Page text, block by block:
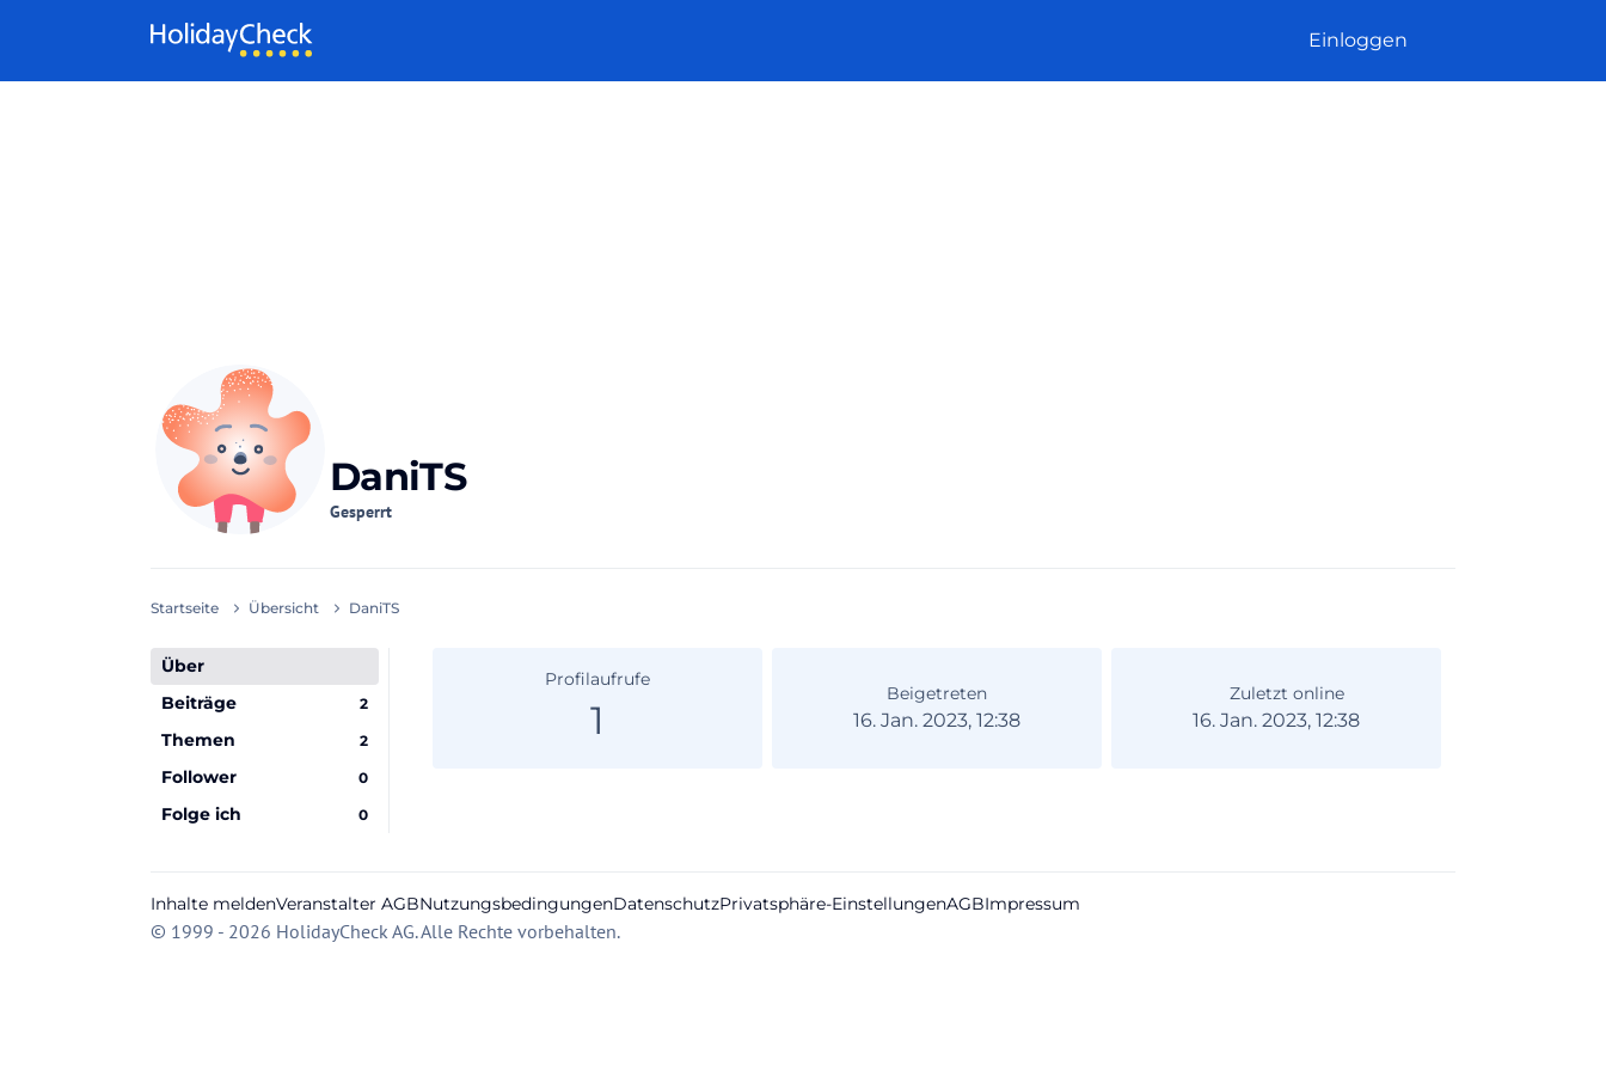
Einloggen
DaniTS
Gesperrt
Startseite Übersicht DaniTS
Über
Beiträge
2
Themen 2
Follower 0
Folge ich 0
Profilaufrufe
1
Beigetreten
16. Jan. 2023, 12:38
Zuletzt online
16. Jan. 2023, 12:38
Inhalte meldenVeranstalter AGBNutzungsbedingungenDatenschutzPrivatsphäre-EinstellungenAGBImpressum
© 1999 - 2026 HolidayCheck AG. Alle Rechte vorbehalten.